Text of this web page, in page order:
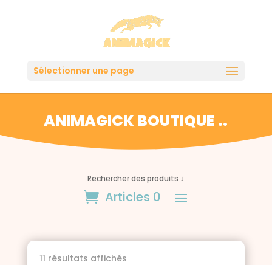
Sélectionner une page
ANIMAGICK BOUTIQUE ..
Rechercher des produits ↓
Articles 0
11 résultats affichésTrié